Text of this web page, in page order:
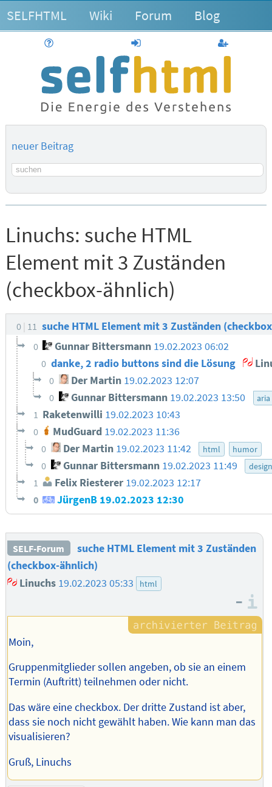
SELFHTML Wiki Forum Blog
anmelden
neuer Beitrag
Suchbegriff
Linuchs: suche HTML
Element mit 3 Zuständen
(checkbox-ähnlich)
0 11 suche HTML Element mit 3 Zuständen
0 Gunnar Bittersmann 19.02.2023 06:02
0 danke, 2 radio buttons sind die Lösung
0 Der Martin 19.02.2023 12:07
0 Gunnar Bittersmann 19.02.2023 13:50 aria
1 Raketenwilli 19.02.2023 10:43
0 MudGuard 19.02.2023 11:36
0 Der Martin 19.02.2023 11:42 html humor
0 Gunnar Bittersmann 19.02.2023 11:49 design
1 Felix Riesterer 19.02.2023 12:17
0 JürgenB 19.02.2023 12:30
SELF-Forum
suche HTML Element mit 3 Zuständen
(checkbox-ähnlich)
Linuchs 19.02.2023 05:33 html
–
Moin,
Gruppenmitglieder sollen angeben, ob sie an einem
Termin (Auftritt) teilnehmen oder nicht.
Das wäre eine checkbox. Der dritte Zustand ist aber,
dass sie noch nicht gewählt haben. Wie kann man das
visualisieren?
Gruß, Linuchs